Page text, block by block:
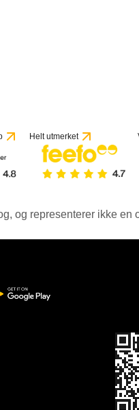
Helt utmerket
og representerer ikke en